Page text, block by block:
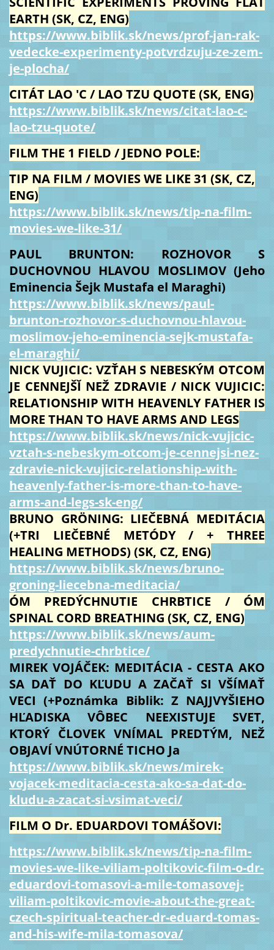
EARTH (SK, CZ, ENG)
https://www.biblik.sk/news/prof-jan-rak-
vedecke-experimenty-potvrdzuju-ze-zem-
je-plocha/
CITÁT LAO 'C / LAO TZU QUOTE (SK, ENG)
https://www.biblik.sk/news/citat-lao-c-
lao-tzu-quote/
FILM THE 1 FIELD / JEDNO POLE:
TIP NA FILM / MOVIES WE LIKE 31 (SK, CZ,
ENG)
https://www.biblik.sk/news/tip-na-film-
movies-we-like-31/
PAUL BRUNTON: ROZHOVOR S
DUCHOVNOU HLAVOU MOSLIMOV (Jeho
Eminencia Šejk Mustafa el Maraghi)
https://www.biblik.sk/news/paul-
brunton-rozhovor-s-duchovnou-hlavou-
moslimov-jeho-eminencia-sejk-mustafa-
el-maraghi/
NICK VUJICIC: VZŤAH S NEBESKÝM OTCOM
JE CENNEJŠǏ NEŽ ZDRAVIE / NICK VUJICIC:
RELATIONSHIP WITH HEAVENLY FATHER IS
MORE THAN TO HAVE ARMS AND LEGS
https://www.biblik.sk/news/nick-vujicic-
vztah-s-nebeskym-otcom-je-cennejsi-nez-
zdravie-nick-vujicic-relationship-with-
heavenly-father-is-more-than-to-have-
arms-and-legs-sk-eng/
BRUNO GRÖNING: LIEČEBNÁ MEDITÁCIA
(+TRI LIEČEBNÉ METÓDY / + THREE
HEALING METHODS) (SK, CZ, ENG)
https://www.biblik.sk/news/bruno-
groning-liecebna-meditacia/
ÓM PREDÝCHNUTIE CHRBTICE / ÓM
SPINAL CORD BREATHING (SK, CZ, ENG)
https://www.biblik.sk/news/aum-
predychnutie-chrbtice/
MIREK VOJÁČEK: MEDITÁCIA - CESTA AKO
SA DAŤ DO KĽUDU A ZAČAŤ SI VŠÍMAŤ
VECI (+Poznámka Biblik: Z NAJJVYŠIEHO
HĽADISKA VÔBEC NEEXISTUJE SVET,
KTORÝ ČLOVEK VNÍMAL PREDTÝM, NEŽ
OBJAVÍ VNÚTORNÉ TICHO Ja
https://www.biblik.sk/news/mirek-
vojacek-meditacia-cesta-ako-sa-dat-do-
kludu-a-zacat-si-vsimat-veci/
FILM O Dr. EDUARDOVI TOMÁŠOVI:
https://www.biblik.sk/news/tip-na-film-
movies-we-like-viliam-poltikovic-film-o-dr-
eduardovi-tomasovi-a-mile-tomasovej-
viliam-poltikovic-movie-about-the-great-
czech-spiritual-teacher-dr-eduard-tomas-
and-his-wife-mila-tomasova/